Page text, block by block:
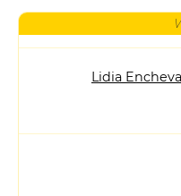
Lidia Encheva